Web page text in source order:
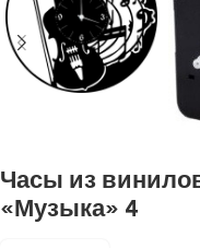
Часы из
«Музыка» 4